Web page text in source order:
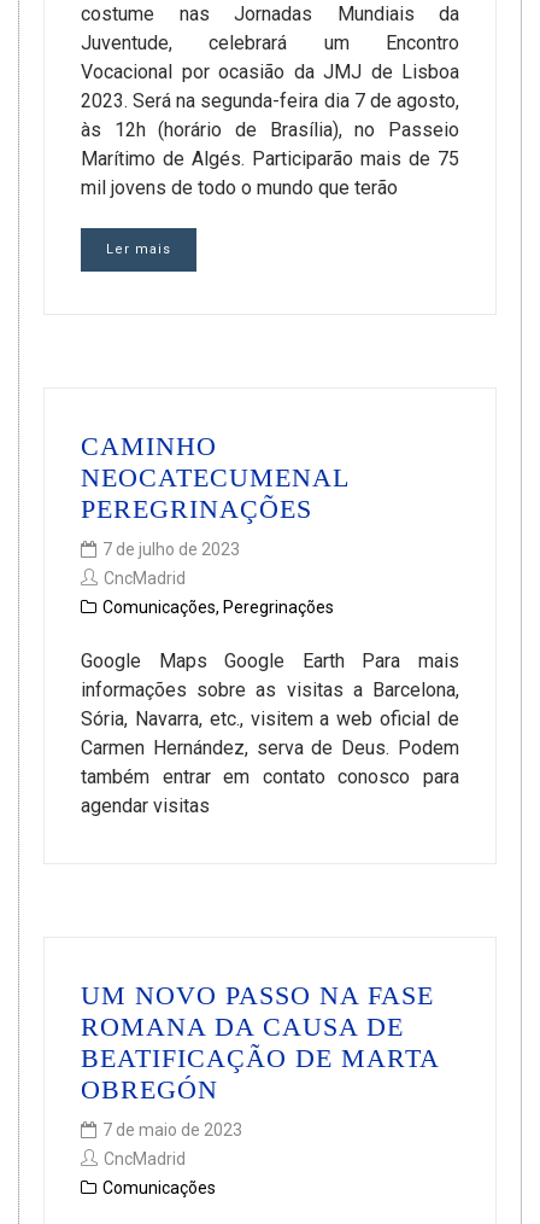
costume nas Jornadas Mundiais da
Juventude, celebrará um Encontro
Vocacional por ocasião da JMJ de Lisboa
2023. Será na segunda-feira dia 7 de agosto,
às 12h (horário de Brasília), no Passeio
Marítimo de Algés. Participarão mais de 75
mil jovens de todo o mundo que terão
Ler mais
CAMINHO
NEOCATECUMENAL
PEREGRINAÇÕES
7 de julho de 2023
CncMadrid
Comunicações, Peregrinações
Google Maps Google Earth Para mais
informações sobre as visitas a Barcelona,
Sória, Navarra, etc., visitem a web oficial de
Carmen Hernández, serva de Deus. Podem
também entrar em contato conosco para
agendar visitas
UM NOVO PASSO NA FASE
ROMANA DA CAUSA DE
BEATIFICAÇÃO DE MARTA
OBREGÓN
7 de maio de 2023
CncMadrid
Comunicações